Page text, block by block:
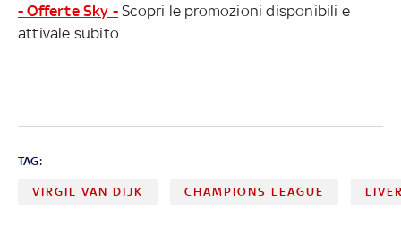
- Offerte Sky - Scopri le promozioni disponibili e
attivale subito
TAG:
VIRGIL VAN DIJK CHAMPIONS LEAGUE